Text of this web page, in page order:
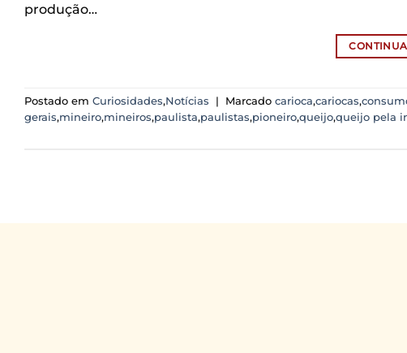
produção…
Postado em Curiosidades,Notícias | Marcado carioca,cariocas,
gerais,mineiro,mineiros,paulista,paulistas,pioneiro,queijo,queijo pela